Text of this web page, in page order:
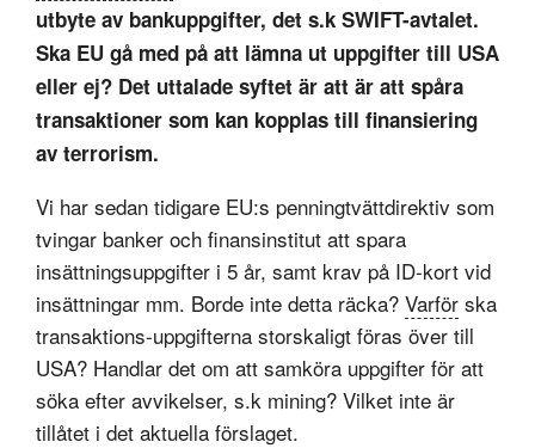
utbyte av bankuppgifter, det s.k SWIFT-avtalet.
Ska EU gå med på att lämna ut uppgifter till USA
eller ej? Det uttalade syftet är att är att spåra
transaktioner som kan kopplas till finansiering
av terrorism.
Vi har sedan tidigare EU:s penningtvättdirektiv som
tvingar banker och finansinstitut att spara
insättningsuppgifter i 5 år, samt krav på ID-kort vid
insättningar mm. Borde inte detta räcka? Varför ska
transaktions-uppgifterna storskaligt föras över till
USA? Handlar det om att samköra uppgifter för att
söka efter avvikelser, s.k mining? Vilket inte är
tillåtet i det aktuella förslaget.